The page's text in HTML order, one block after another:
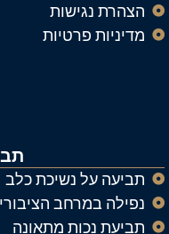
הצהרת נגישות
מדיניות פרטיות
תביעה על נשיכת כלב
נפילה במרחב הציבורי
תביעת נכות מתאונה